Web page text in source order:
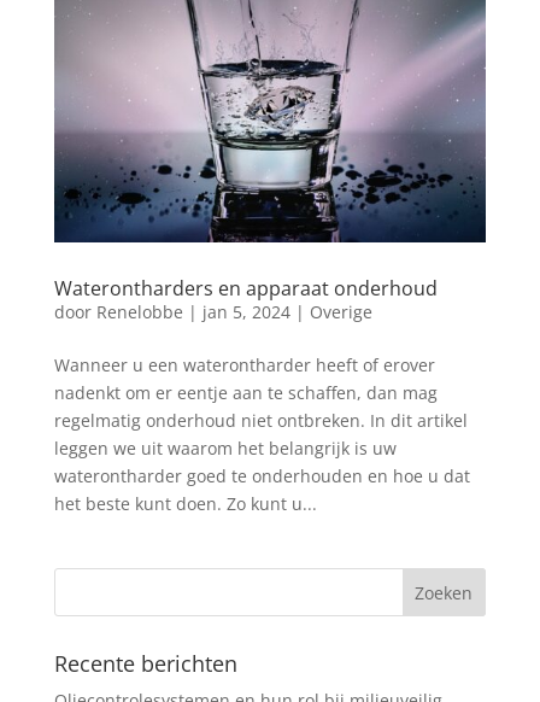
Waterontharders en apparaat onderhoud
door Renelobbe | jan 5, 2024| Overige
Wanneer u een waterontharder heeft of erover
nadenkt om er eentje aan te schaffen, dan mag
regelmatig onderhoud niet ontbreken. In dit artikel
leggen we uit waarom het belangrijk is uw
waterontharder goed te onderhouden en hoe u dat
het beste kunt doen. Zo kunt u...
Recente berichten